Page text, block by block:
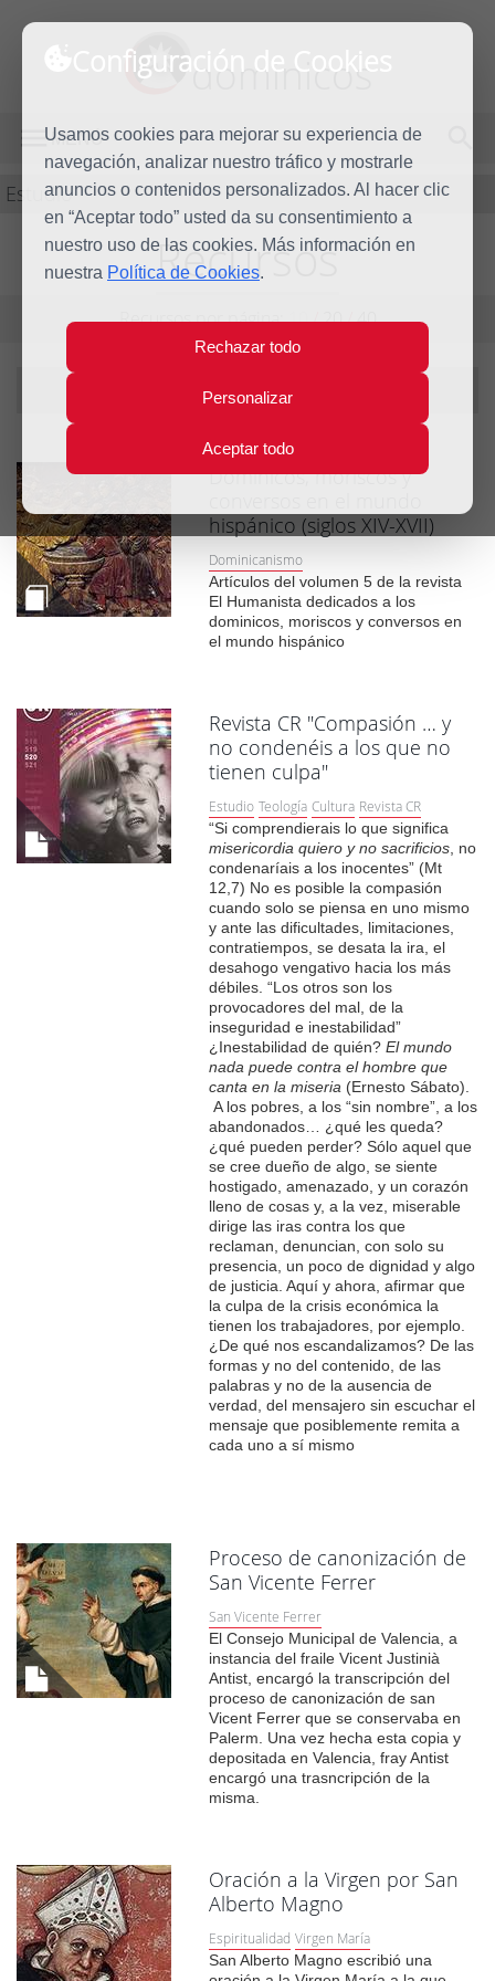
Configuración de Cookies
Usamos cookies para mejorar su experiencia de
navegación, analizar nuestro tráfico y mostrarle
anuncios o contenidos personalizados. Al hacer clic
en “Aceptar todo” usted da su consentimiento a
nuestro uso de las cookies. Más información en
nuestra Política de Cookies.
Rechazar todo
Personalizar
Aceptar todo
dominicos
MENÚ
Estudio
Recursos
Recursos por página:10/20/40
Filtrando por año:2017
Dominicos, moriscos y
hispánico (siglos XIV-XVII)
Dominicanismo
Artículos del volumen 5 de la revista
El Humanista dedicados a los
dominicos, moriscos y conversos en
el mundo hispánico
Revista CR "Compasión … y
no condenéis a los que no
tienen culpa"
Estudio Teología Cultura Revista CR
“Si comprendierais lo que significa
misericordia quiero y no sacrificios , no
condenaríais a los inocentes” (Mt
12,7) No es posible la compasión
cuando solo se piensa en uno mismo
y ante las dificultades, limitaciones,
contratiempos, se desata la ira, el
desahogo vengativo hacia los más
débiles. “Los otros son los
provocadores del mal, de la
inseguridad e inestabilidad”
¿Inestabilidad de quién?El mundo
nada puede contra el hombre que
canta en la miseria (Ernesto Sábato).
A los pobres, a los “sin nombre”, a los
abandonados… ¿qué les queda?
¿qué pueden perder? Sólo aquel que
se cree dueño de algo, se siente
hostigado, amenazado, y un corazón
lleno de cosas y, a la vez, miserable
dirige las iras contra los que
reclaman, denuncian, con solo su
presencia, un poco de dignidad y algo
de justicia. Aquí y ahora, afirmar que
la culpa de la crisis económica la
tienen los trabajadores, por ejemplo.
¿De qué nos escandalizamos? De las
formas y no del contenido, de las
palabras y no de la ausencia de
verdad, del mensajero sin escuchar el
mensaje que posiblemente remita a
cada uno a sí mismo
Proceso de canonización de
San Vicente Ferrer
San Vicente Ferrer
El Consejo Municipal de Valencia, a
instancia del fraile Vicent Justinià
Antist, encargó la transcripción del
proceso de canonización de san
Vicent Ferrer que se conservaba en
Palerm. Una vez hecha esta copia y
depositada en Valencia, fray Antist
encargó una trasncripción de la
misma.
Oración a la Virgen por San
Alberto Magno
Espiritualidad Virgen María
San Alberto Magno escribió una